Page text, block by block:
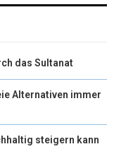
das Sultanat
Alternativen immer
steigern kann